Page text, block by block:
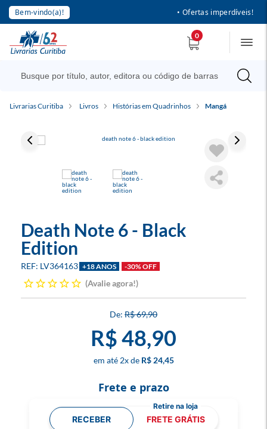
Bem-vindo(a)! • Ofertas imperdíveis!
0
Livrarias Curitiba Livros Histórias em Quadrinhos Mangá
Death Note 6 - Black
Edition
LV364163 +18 ANOS -30% OFF
Avalie agora!
R$ 69,90
R$ 48,90
2x R$ 24,45
Frete e prazo
RECEBER FRETE GRÁTIS